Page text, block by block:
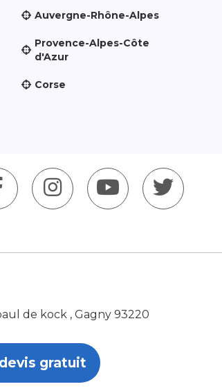
Auvergne-Rhône-Alpes
Provence-Alpes-Côte
d'Azur
Corse
de kock , Gagny 93220
gratuit